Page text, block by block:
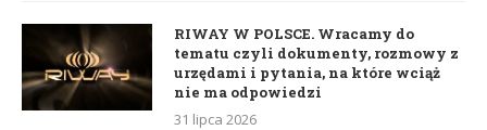
RIWAY W POLSCE. Wracamy do
tematu czyli dokumenty, rozmowy z
urzędami i pytania, na które wciąż
nie ma odpowiedzi
31 lipca 2026